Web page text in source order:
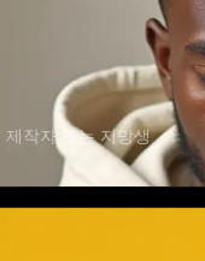
제작자 또는 지망생